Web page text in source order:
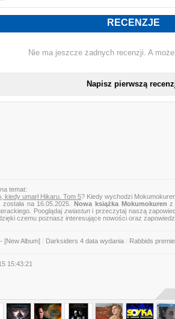
RECENZJE
Nie ma jeszcze żadnych recenzji. A
Napisz pierwszą
temat:
kiedy umarł Hikaru. Tom 5? Kiedy wychodzi
została na 16.05.2025.Nowa książka Mokumokuren z
Pooglądaj zwiastuni przeczytaj naszą
czemu poznasz interesujące nowości oraz
[New Album] Darksiders 4 data wydania Rabbids
15:43:21